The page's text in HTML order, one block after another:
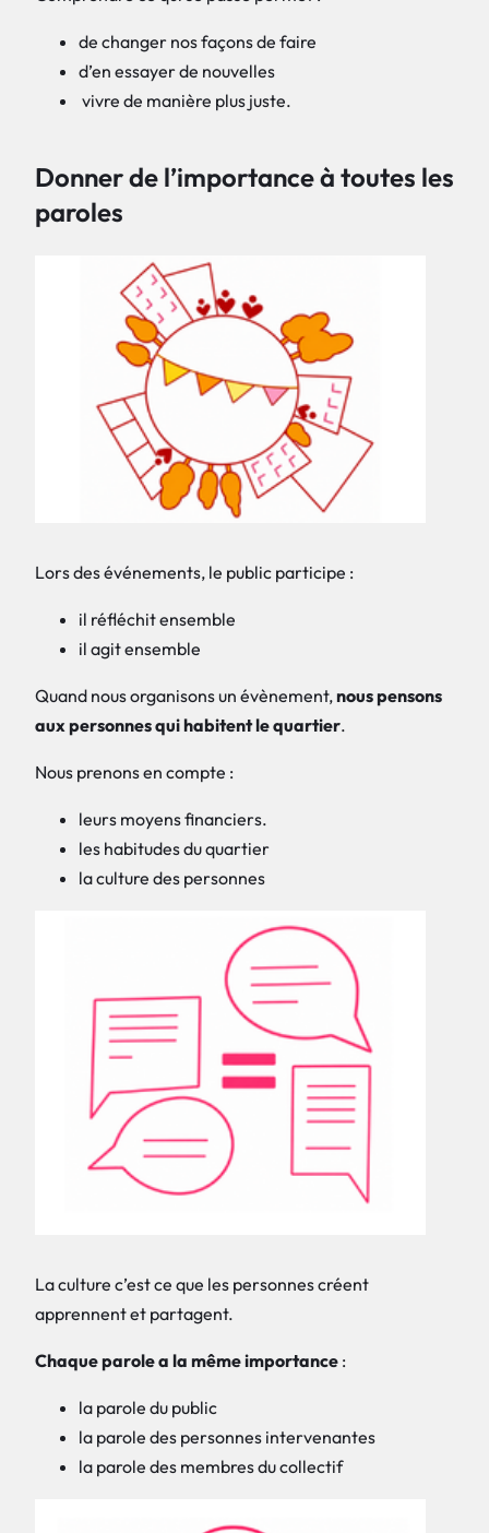
de changer nos façons de faire
d’en essayer de nouvelles
vivre de manière plus juste.
Donner de l’importance à toutes les
paroles
Lors des événements, le public participe :
il réfléchit ensemble
il agit ensemble
Quand nous organisons un évènement,nous pensons
aux personnes qui habitent le quartier.
Nous prenons en compte :
leurs moyens financiers.
les habitudes du quartier
la culture des personnes
La culture c’est ce que les personnes créent
apprennent et partagent.
Chaque parole a la même importance :
la parole du public
la parole des personnes intervenantes
la parole des membres du collectif